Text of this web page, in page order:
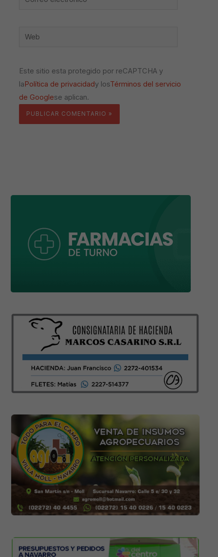
Web
Este sitio esta protegido por reCAPTCHA y
laPolítica de privacidady losTérminos del servicio
de Googlese aplican.